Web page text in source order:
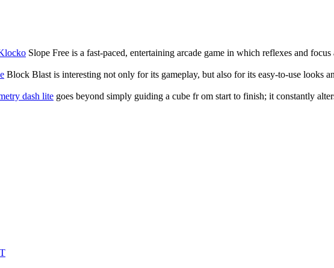
Slope Free is a fast-paced, entertaining arcade game in which reflexes and
Block Blast is interesting not only for its gameplay, but also for its easy-to-use looks
dash lite goes beyond simply guiding a cube fr om start to finish; it constantly